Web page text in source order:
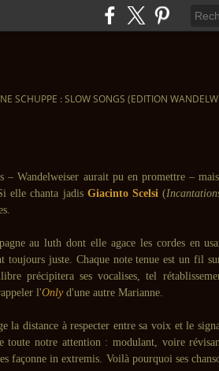
SCHUPPE : SLOW SONGS (EDITION
– Wandelweiser aurait pu en promettre –
elle chanta jadis Giacinto Scelsi(
au luth dont elle agace les cordes en
toujours juste. Chaque note tenue est un fil
précipitera ses vocalises, tel
l'Onlyd'une autre Marianne.
la distance à respecter entre sa voix et le
toute notre attention : modulant, voire
façonne in extremis. Voilà pourquoi ses